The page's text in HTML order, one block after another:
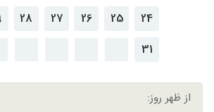
24
25
26
27
28
31